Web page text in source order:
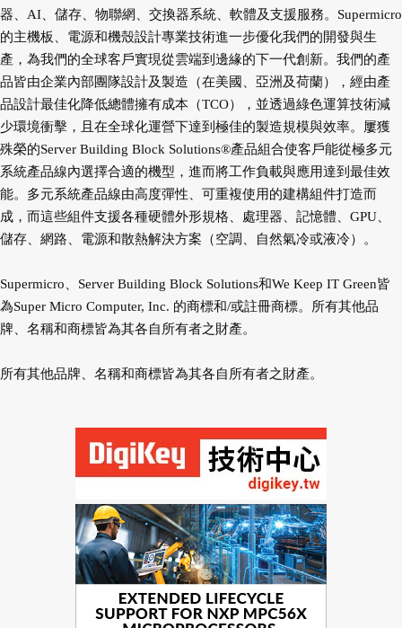
器、AI、儲存、物聯網、交換器系統、軟體及支援服務。Supermicro
的主機板、電源和機殼設計專業技術進一步優化我們的開發與生
產，為我們的全球客戶實現從雲端到邊緣的下一代創新。我們的產
品皆由企業內部團隊設計及製造（在美國、亞洲及荷蘭），經由產
品設計最佳化降低總體擁有成本（TCO），並透過綠色運算技術減
少環境衝擊，且在全球化運營下達到極佳的製造規模與效率。屢獲
殊榮的Server Building Block Solutions®產品組合使客戶能從極多元
系統產品線內選擇合適的機型，進而將工作負載與應用達到最佳效
能。多元系統產品線由高度彈性、可重複使用的建構組件打造而
成，而這些組件支援各種硬體外形規格、處理器、記憶體、GPU、
儲存、網路、電源和散熱解決方案（空調、自然氣冷或液冷）。
Supermicro、Server Building Block Solutions和We Keep IT Green皆
為Super Micro Computer, Inc. 的商標和/或註冊商標。所有其他品
牌、名稱和商標皆為其各自所有者之財產。
所有其他品牌、名稱和商標皆為其各自所有者之財產。